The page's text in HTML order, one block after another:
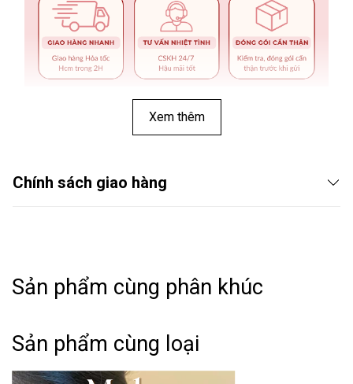
➤ Tên hàng hóa: Bông tai ngọc trai mạ vàng D58
➤ Phong cách: Basic - Classic - Minimalism.
Xem thêm
Chính sách giao hàng
Sản phẩm cùng phân khúc
Sản phẩm cùng loại